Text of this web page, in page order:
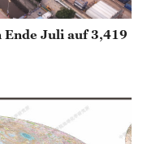
Ende Juli auf 3,419